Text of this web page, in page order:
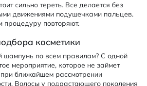
сильно тереть. Все делается без
движениями подушечками пальцев.
процедуру повторяют.
косметики
шампунь по всем правилам? С одной
мероприятие, которое не займет
ближайшем рассмотрении
Волосы у подрастающего поколения